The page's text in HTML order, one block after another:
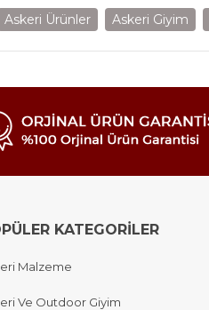
Askeri Ürünler Askeri Giyim
KATEGORİLER
Malzeme
Ve Outdoor Giyim